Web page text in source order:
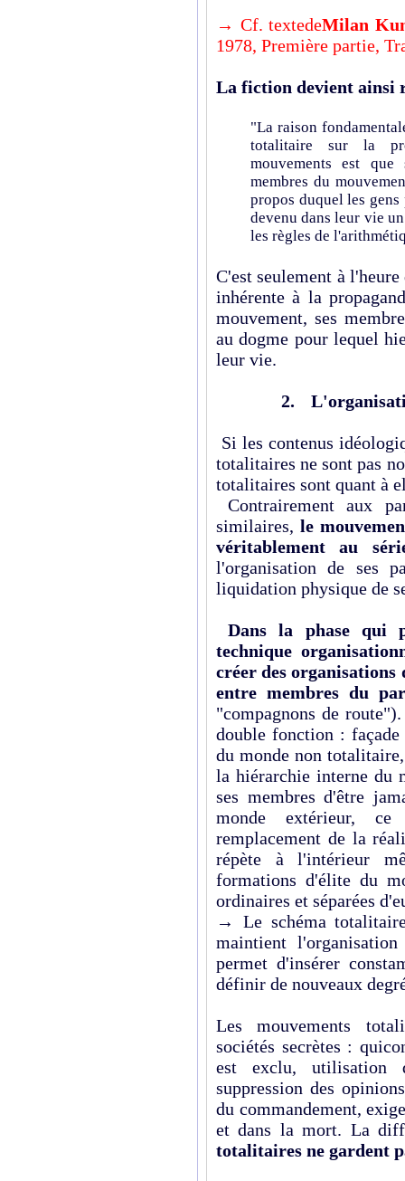
→ Cf. textedeMilan
1978, Première partie,
La fiction devient ainsi
"La raison
totalitaire sur la
mouvements est
membres du
propos duquel les
devenu dans leur vie
les règles de
C'est seulement à
inhérente à la
mouvement, ses
au dogme pour lequel
leur vie.
2.
Si les contenus
totalitaires ne sont pas
totalitaires sont quant à
Contrairement aux
similaires, le
véritablement au
l'organisation de ses
liquidation physique de
Dans la phase qui
technique
créer des
entre membres du
"compagnons de
double fonction :
du monde non
la hiérarchie interne du
ses membres d'être
monde extérieur,
remplacement de la
répète à l'intérieur
formations d'élite du
ordinaires et séparées
→ Le schéma
maintient
permet d'insérer
définir de nouveaux
Les mouvements
sociétés secrètes :
est exclu, utilisation
suppression des
du commandement,
et dans la mort. La
totalitaires ne gardent